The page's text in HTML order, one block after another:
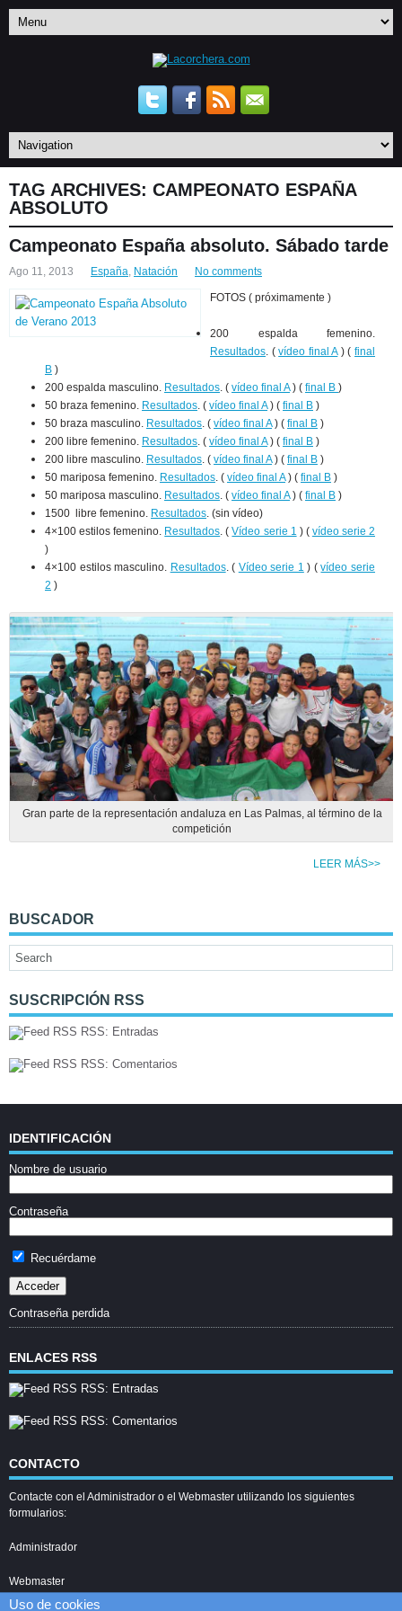
TAG ARCHIVES: CAMPEONATO ESPAÑA
ABSOLUTO
Campeonato España absoluto. Sábado tarde
Ago 11, 2013 España, Natación No comments
FOTOS ( próximamente )
200 espalda femenino.
Resultados. (vídeo final A) (final
B )
200 espalda masculino. Resultados. ( vídeo final A) ( final B )
50 braza femenino. Resultados. ( vídeo final A) ( final B )
50 braza masculino. Resultados. ( vídeo final A) ( final B )
200 libre femenino. Resultados. ( vídeo final A) ( final B )
200 libre masculino. Resultados. ( vídeo final A) ( final B )
50 mariposa femenino. Resultados. ( vídeo final A) ( final B )
50 mariposa masculino. Resultados. ( vídeo final A) ( final B )
1500 libre femenino. Resultados. (sin vídeo)
4×100 estilos femenino. Resultados. (Vídeo serie 1 ) ( vídeo serie 2
)
4×100 estilos masculino. Resultados. ( Vídeo serie 1 ) (vídeo serie
2 )
Gran parte de la representación andaluza en Las Palmas, al término de la
competición
LEER MÁS>>
BUSCADOR
SUSCRIPCIÓN RSS
RSS: Entradas
RSS: Comentarios
IDENTIFICACIÓN
Nombre de usuario
Contraseña
Recuérdame
Contraseña perdida
ENLACES RSS
RSS: Entradas
RSS: Comentarios
CONTACTO
Contacte con el Administrador o el Webmaster utilizando los siguientes
formularios:
Administrador
Webmaster
Uso de cookies